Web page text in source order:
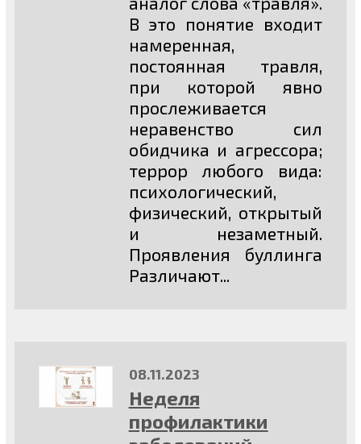
В это понятие входит
намеренная,
постоянная травля,
при которой явно
прослеживается
неравенство сил
обидчика и агрессора;
террор любого вида:
психологический,
физический, открытый
и незаметный.
Проявления буллинга
Различают...
08.11.2023
Неделя
профилактики